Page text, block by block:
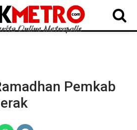
DAIRI SAMOSIR TAPUT BATUBARA DELISERDANG
Pemkab